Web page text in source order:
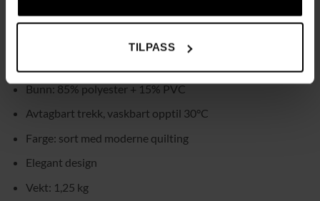
TILPASS
Madrassens tykkelse: 6 cm
Bunn: 85% polyester + 15% PVC
Avtagbart trekk, vaskbart opptil 30°C
Farge: sort med moderne quilting
Elegant design
Vekt: 1,25 kg